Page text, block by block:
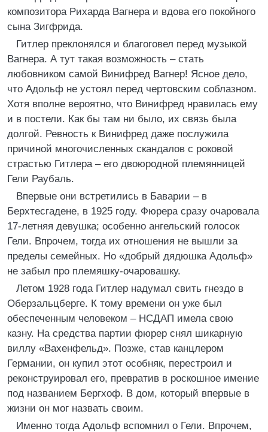
композитора Рихарда Вагнера и вдова его покойного
сына Зигфрида.
Гитлер преклонялся и благоговел перед музыкой
Вагнера. А тут такая возможность – стать
любовником самой Винифред Вагнер! Ясное дело,
что Адольф не устоял перед чертовским соблазном.
Хотя вполне вероятно, что Винифред нравилась ему
и в постели. Как бы там ни было, их связь была
долгой. Ревность к Винифред даже послужила
причиной многочисленных скандалов с роковой
страстью Гитлера – его двоюродной племянницей
Гели Раубаль.
Впервые они встретились в Баварии – в
Берхтесгадене, в 1925 году. Фюрера сразу очаровала
17-летняя девушка; особенно ангельский голосок
Гели. Впрочем, тогда их отношения не вышли за
пределы семейных. Но «добрый дядюшка Адольф»
не забыл про племяшку-очаровашку.
Летом 1928 года Гитлер надумал свить гнездо в
Оберзальцберге. К тому времени он уже был
обеспеченным человеком – НСДАП имела свою
казну. На средства партии фюрер снял шикарную
виллу «Вахенфельд». Позже, став канцлером
Германии, он купил этот особняк, перестроил и
реконструировал его, превратив в роскошное имение
под названием Бергхоф. В дом, который впервые в
жизни он мог назвать своим.
Именно тогда Адольф вспомнил о Гели. Впрочем,